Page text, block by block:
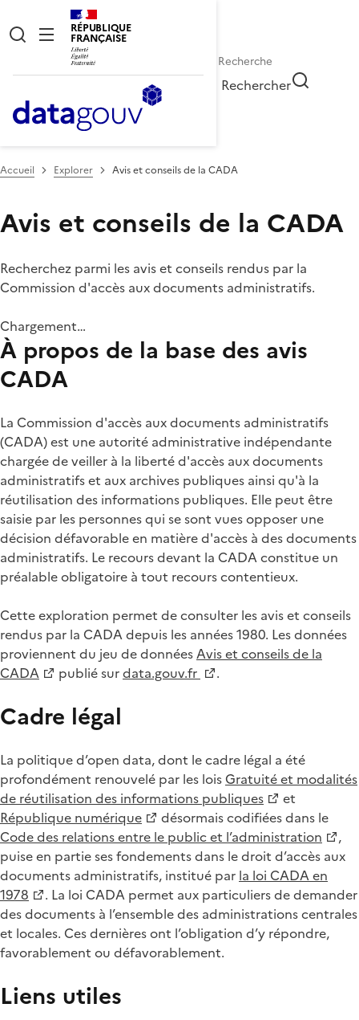
RÉPUBLIQUE
FRANÇAISE
Rechercher
Accueil Explorer Avis et conseils de la CADA
Avis et conseils de la CADA
Recherchez parmi les avis et conseils rendus par la
Commission d'accès aux documents administratifs.
Chargement…
À propos de la base des avis
CADA
La Commission d'accès aux documents administratifs
(CADA) est une autorité administrative indépendante
chargée de veiller à la liberté d'accès aux documents
administratifs et aux archives publiques ainsi qu'à la
réutilisation des informations publiques. Elle peut être
saisie par les personnes qui se sont vues opposer une
décision défavorable en matière d'accès à des documents
administratifs. Le recours devant la CADA constitue un
préalable obligatoire à tout recours contentieux.
Cette exploration permet de consulter les avis et conseils
rendus par la CADA depuis les années 1980. Les données
proviennent du jeu de donnéesAvis et conseils de la
CADA
publié surdata.gouv.fr .
Cadre légal
La politique d’open data, dont le cadre légal a été
profondément renouvelé par les loisGratuité et modalités
de réutilisation des informations publiques
et
République numérique
désormais codifiées dans le
Code des relations entre le public et l’administration
,
puise en partie ses fondements dans le droit d’accès aux
documents administratifs, institué par la loi CADA en
1978
. La loi CADA permet aux particuliers de demander
des documents à l’ensemble des administrations centrales
et locales. Ces dernières ont l’obligation d’y répondre,
favorablement ou défavorablement.
Liens utiles